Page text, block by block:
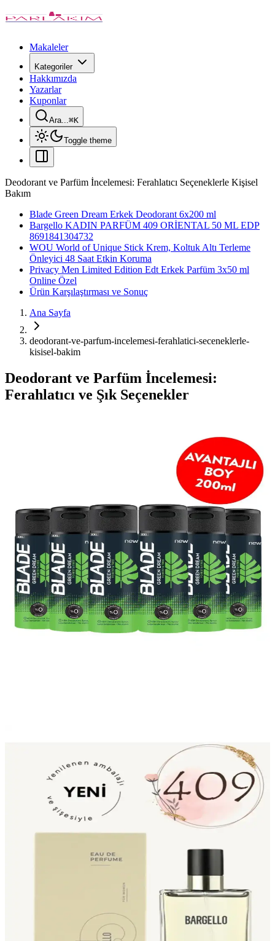
Makaleler
Kategoriler
Hakkımızda
Yazarlar
Kuponlar
Ara...⌘K
Toggle theme
Deodorant ve Parfüm İncelemesi: Ferahlatıcı Seçeneklerle Kişisel
Bakım
Blade Green Dream Erkek Deodorant 6x200 ml
Bargello KADIN PARFÜM 409 ORİENTAL 50 ML EDP
8691841304732
WOU World of Unique Stick Krem, Koltuk Altı Terleme
Önleyici 48 Saat Etkin Koruma
Privacy Men Limited Edition Edt Erkek Parfüm 3x50 ml
Online Özel
Ürün Karşılaştırması ve Sonuç
Ana Sayfa
deodorant-ve-parfum-incelemesi-ferahlatici-seceneklerle-
kisisel-bakim
Deodorant ve Parfüm İncelemesi:
Ferahlatıcı ve Şık Seçenekler